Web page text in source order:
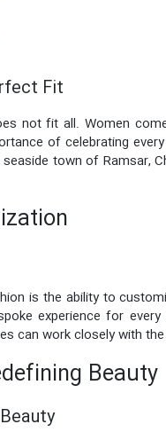
Fit
not fit all. Women
of celebrating
town of Ramsar,
is the ability to
experience for
can work closely with
Beauty